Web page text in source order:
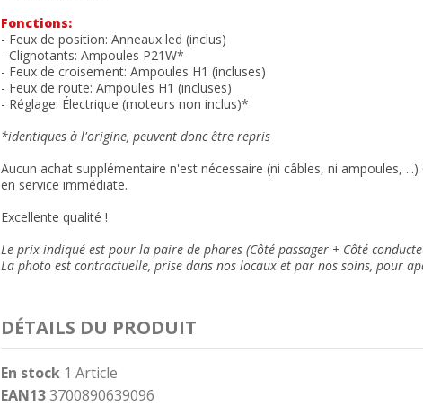
Fonctions:
- Feux de position: Anneaux led (inclus)
- Clignotants: Ampoules P21W*
- Feux de croisement: Ampoules H1 (incluses)
- Feux de route: Ampoules H1 (incluses)
- Réglage: Électrique (moteurs non inclus)*
*identiques à l'origine, peuvent donc être repris
Aucun achat supplémentaire n'est nécessaire (ni câbles, ni ampoules,
en service immédiate.
Excellente qualité !
Le prix indiqué est pour la paire de phares (Côté passager + Côté
La photo est contractuelle, prise dans nos locaux etpar nos soins, pour
DÉTAILS DU PRODUIT
En stock 1 Article
EAN13 3700890639096